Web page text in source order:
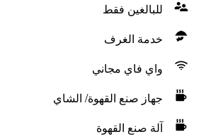
للبالغين فقط
خدمة الغرف
واي فاي مجاني
جهاز صنع القهوة/ الشاي
آلة صنع القهوة